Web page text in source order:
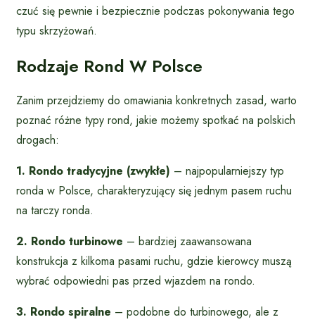
czuć się pewnie i bezpiecznie podczas pokonywania tego
typu skrzyżowań.
Rodzaje Rond W Polsce
Zanim przejdziemy do omawiania konkretnych zasad, warto
poznać różne typy rond, jakie możemy spotkać na polskich
drogach:
1. Rondo tradycyjne (zwykłe) – najpopularniejszy typ
ronda w Polsce, charakteryzujący się jednym pasem ruchu
na tarczy ronda.
2. Rondo turbinowe – bardziej zaawansowana
konstrukcja z kilkoma pasami ruchu, gdzie kierowcy muszą
wybrać odpowiedni pas przed wjazdem na rondo.
3. Rondo spiralne – podobne do turbinowego, ale z